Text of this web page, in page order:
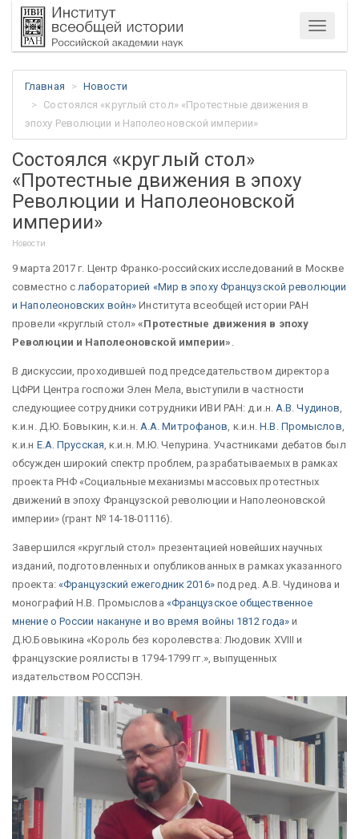
Меню
Главная
Новости
Состоялся «круглый стол» «Протестные движения в
эпоху Революции и Наполеоновской империи»
Состоялся «круглый стол»
«Протестные движения в эпоху
Революции и Наполеоновской
империи»
Новости
9 марта 2017 г. Центр Франко-российских исследований в Москве
совместно с лабораторией «Мир в эпоху Французской революции
и Наполеоновских войн» Института всеобщей истории РАН
провели «круглый стол»«Протестные движения в эпоху
Революции и Наполеоновской империи»
В дискуссии, проходившей под председательством директора
ЦФРИ Центра госпожи Элен Мела, выступили в частности
следующиее сотрудники сотрудники ИВИ РАН: д.и.н. А.В. Чудинов
к.и.н. Д.Ю. Бовыкин, к.и.н. А.А. Митрофанов , к.и.н.Н.В. Промыслов
к.и.н Е.А. Прусская , к.и.н. М.Ю. Чепурина. Участниками дебатов был
обсужден широкий спектр проблем, разрабатываемых в рамках
проекта РНФ «Социальные механизмы массовых протестных
движений в эпоху Французской революции и Наполеоновской
империи» (грант № 14-18-01116).
Завершился «круглый стол» презентацией новейших научных
изданий, подготовленных и опубликованных в рамках указанного
проекта:«Французский ежегодник 2016» под ред. А.В. Чудинова и
монографий Н.В. Промыслова «Французское общественное
мнение о России накануне и во время войны 1812 года»и
Д.Ю.Бовыкина «Король без королевства: Людовик XVIII и
французские роялисты в 1794-1799 гг.», выпущенных
издательством РОССПЭН.